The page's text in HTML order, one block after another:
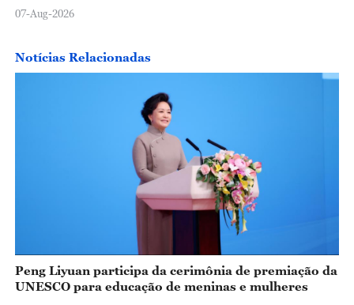
07-Aug-2026
Notícias Relacionadas
Peng Liyuan participa da cerimônia de premiação da
UNESCO para educação de meninas e mulheres